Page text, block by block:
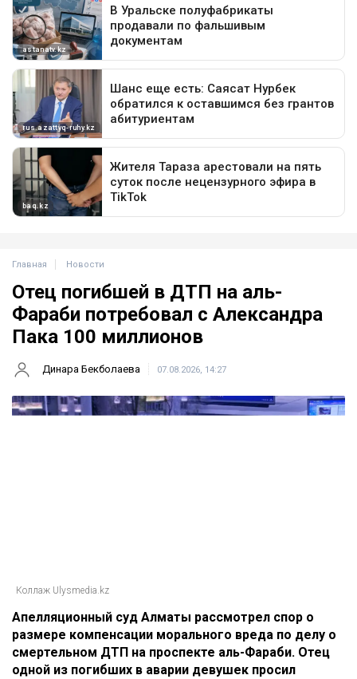
Главная Новости
Отец погибшей в ДТП на аль-
Фараби потребовал с Александра
Пака 100 миллионов
Динара Бекболаева 07.08.2026, 14:27
Коллаж Ulysmedia.kz
Апелляционный суд Алматы рассмотрел спор о
размере компенсации морального вреда по делу о
смертельном ДТП на проспекте аль-Фараби. Отец
одной из погибших в аварии девушек просил